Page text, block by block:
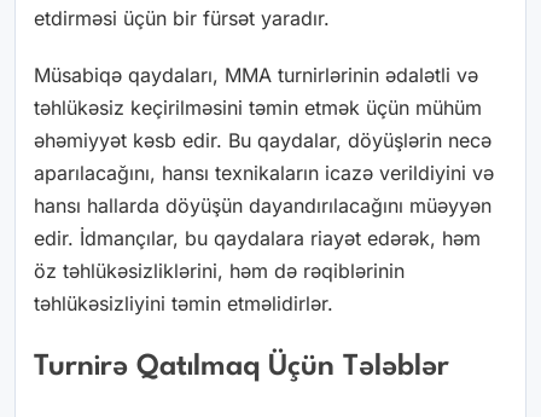
etdirməsi üçün bir fürsət yaradır.
Müsabiqə qaydaları, MMA turnirlərinin ədalətli və
təhlükəsiz keçirilməsini təmin etmək üçün mühüm
əhəmiyyət kəsb edir. Bu qaydalar, döyüşlərin necə
aparılacağını, hansı texnikaların icazə verildiyini və
hansı hallarda döyüşün dayandırılacağını müəyyən
edir. İdmançılar, bu qaydalara riayət edərək, həm
öz təhlükəsizliklərini, həm də rəqiblərinin
təhlükəsizliyini təmin etməlidirlər.
Turnirə Qatılmaq Üçün Tələblər